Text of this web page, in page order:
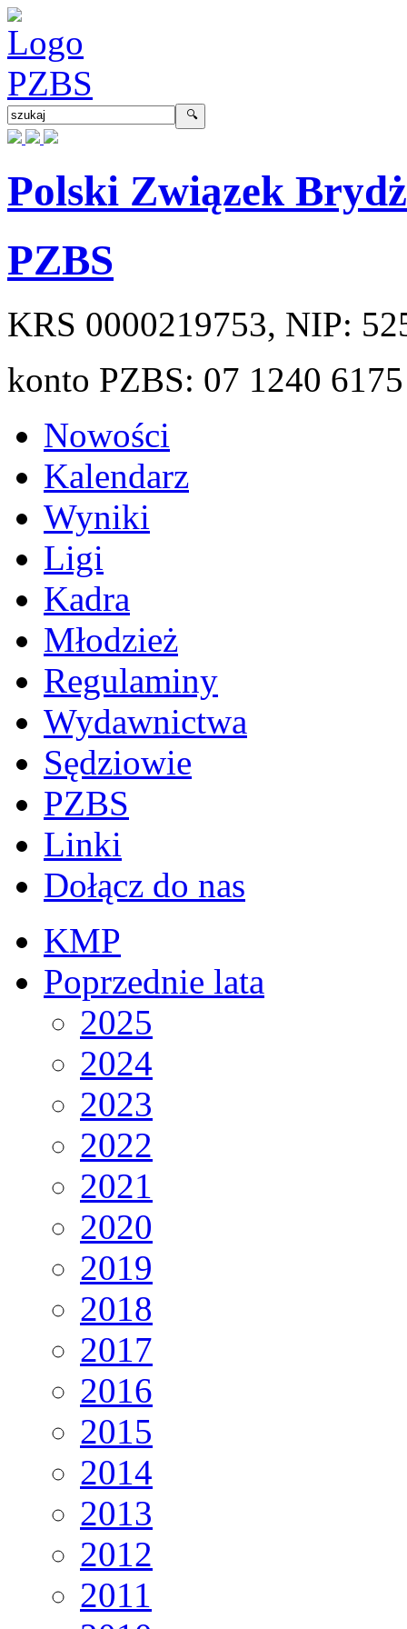
Polski Związek
PZBS
KRS 0000219753, NIP:
konto PZBS: 07 1240
Nowości
Kalendarz
Wyniki
Ligi
Kadra
Młodzież
Regulaminy
Wydawnictwa
Sędziowie
PZBS
Linki
Dołącz do nas
KMP
Poprzednie lata
2025
2024
2023
2022
2021
2020
2019
2018
2017
2016
2015
2014
2013
2012
2011